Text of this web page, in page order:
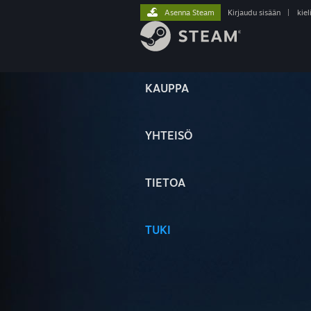
KAUPPA
YHTEISÖ
TIETOA
TUKI
Asenna Steam Kirjaudu sisään kieli